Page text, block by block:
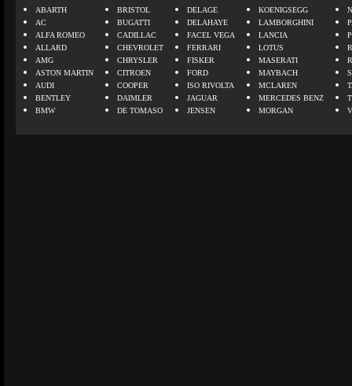
ABARTH
AC
ALFA ROMEO
ALLARD
AMG
ASTON MARTIN
AUDI
BENTLEY
BMW
BRISTOL
BUGATTI
CADILLAC
CHEVROLET
CHRYSLER
CITROEN
COOPER
DAIMLER
DE TOMASO
DELAGE
DELAHAYE
FACEL VEGA
FERRARI
FISKER
FORD
ISO RIVOLTA
JAGUAR
JENSEN
KOENIGSEGG
LAMBORGHINI
LANCIA
LOTUS
MASERATI
MAYBACH
MCLAREN
MERCEDES BENZ
MORGAN